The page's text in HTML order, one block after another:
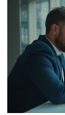
и избегать
информация
подходить к